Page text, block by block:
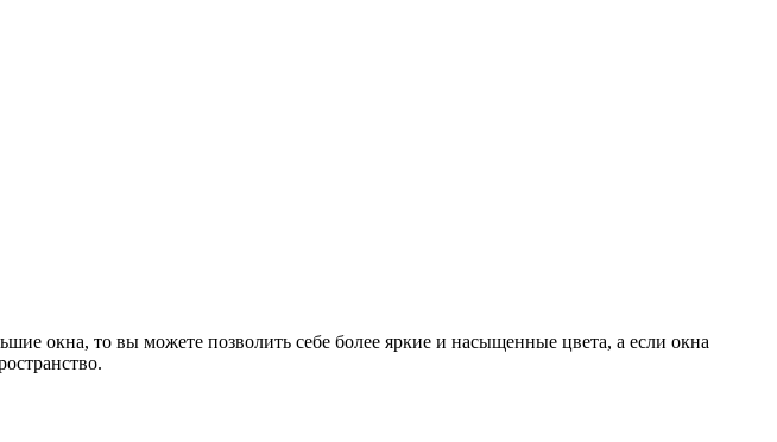
окна, то вы можете позволить себе более яркие и насыщенные цвета, а если окна